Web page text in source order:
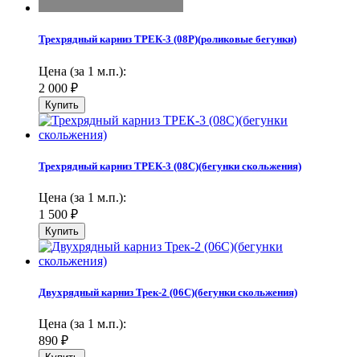
Трехрядный карниз ТРЕК-3 (08Р)(роликовые бегунки)
Цена (за 1 м.п.):
2 000 ₽
Трехрядный карниз ТРЕК-3 (08С)(бегунки скольжения)
Цена (за 1 м.п.):
1 500 ₽
Двухрядный карниз Трек-2 (06С)(бегунки скольжения)
Цена (за 1 м.п.):
890 ₽